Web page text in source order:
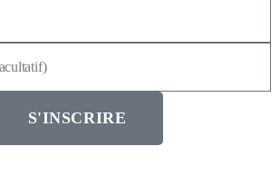
S'INSCRIRE